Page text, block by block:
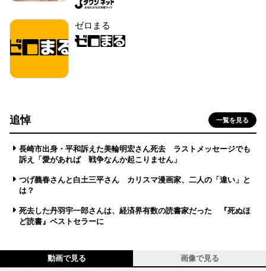
ゼロまる
追悼 一覧を見る
長崎市出身・平和訴えた美輪明宏さん死去 ラストメッセージでも
訴え「愛があれば 戦争なんか起こりません」
つげ義春さんと白土三平さん カリスマ漫画家、二人の「違い」と
は？
死去した丹羽宇一郎さんは、経済界有数の読書家だった 『死ぬほ
ど読書』ベストセラーに
動画で見る 画像で見る